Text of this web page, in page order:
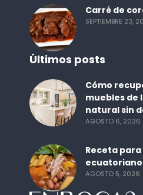
Carré de
SEPTIEMBRE 23,
Últimos posts
Cómo
muebles de
natural sin
AGOSTO 6, 2026
Receta
ecuatoriano
AGOSTO 5, 2026